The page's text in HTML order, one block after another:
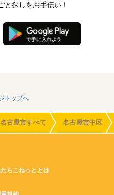
と探しをお手伝い！
トップへ
名古屋市すべて 名古屋市中区
らこねっととは